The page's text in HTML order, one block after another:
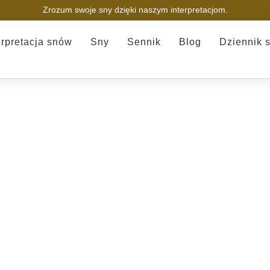
Zrozum swoje sny dzięki naszym interpretacjom.
snów Sny Sennik Blog Dziennik